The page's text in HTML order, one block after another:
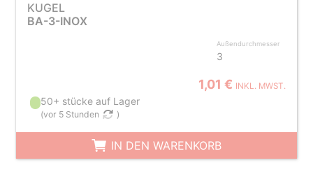
KUGEL
BA-3-INOX
Außendurchmesser
3
1,01 € INKL. MWST.
50+ stücke auf Lager
(vor 5 Stunden )
IN DEN WARENKORB